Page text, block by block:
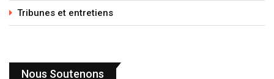
Tribunes et entretiens
Nous Soutenons